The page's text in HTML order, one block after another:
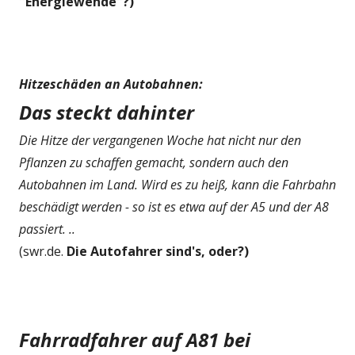
Hitzeschäden an Autobahnen:
Das steckt dahinter
Die Hitze der vergangenen Woche hat nicht nur den
Pflanzen zu schaffen gemacht, sondern auch den
Autobahnen im Land. Wird es zu heiß, kann die Fahrbahn
beschädigt werden - so ist es etwa auf der A5 und der A8
passiert. ..
(swr.de. Die Autofahrer sind's, oder?)
Fahrradfahrer auf A81 bei